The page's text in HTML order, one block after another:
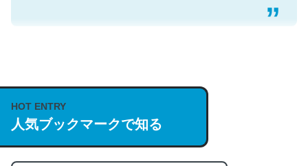
説してる記事が少ないので貴重な良記事。/続編来た
https://isobe324649.hatenablog.com/entry/2023/03/27
/064121
HOT ENTRY
人気ブックマークで知る